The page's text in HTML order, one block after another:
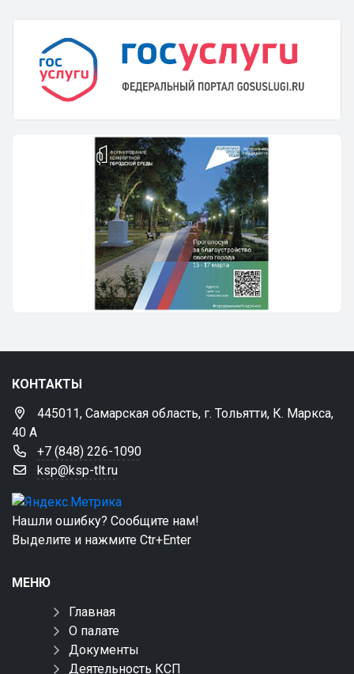
КОНТАКТЫ
445011, Самарская область, г. Тольятти, К. Маркса,
40 А
+7 (848) 226-1090
ksp@ksp-tlt.ru
Нашли ошибку? Сообщите нам!
Выделите и нажмите Ctr+Enter
МЕНЮ
Главная
О палате
Документы
Деятельность КСП